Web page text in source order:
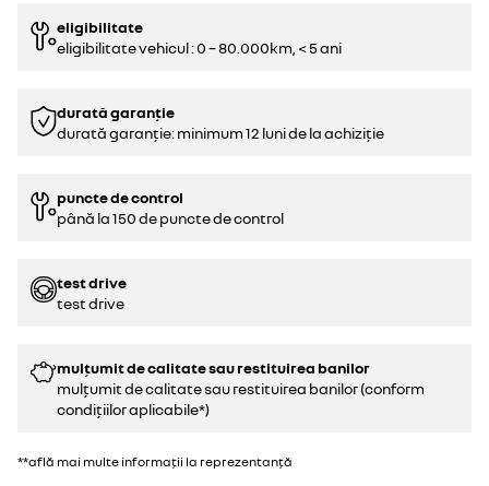
eligibilitate
eligibilitate vehicul : 0 – 80.000km, < 5 ani
durată garanție
durată garanție: minimum 12 luni de la achiziție
puncte de control
până la 150 de puncte de control
test drive
test drive
mulțumit de calitate sau restituirea banilor
mulțumit de calitate sau restituirea banilor (conform
condițiilor aplicabile*)
**află mai multe informații la reprezentanță